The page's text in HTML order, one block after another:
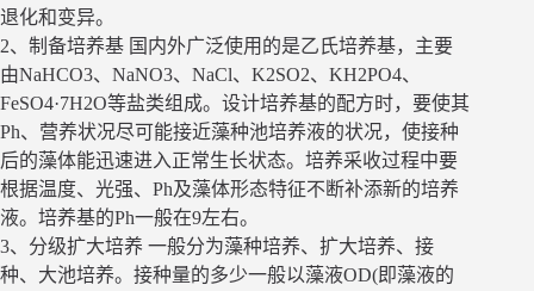
退化和变异。
2、制备培养基 国内外广泛使用的是乙氏培养基，主要
由NaHCO3、NaNO3、NaCl、K2SO2、KH2PO4、
FeSO4·7H2O等盐类组成。设计培养基的配方时，要使其
Ph、营养状况尽可能接近藻种池培养液的状况，使接种
后的藻体能迅速进入正常生长状态。培养采收过程中要
根据温度、光强、Ph及藻体形态特征不断补添新的培养
液。培养基的Ph一般在9左右。
3、分级扩大培养 一般分为藻种培养、扩大培养、接
种、大池培养。接种量的多少一般以藻液OD(即藻液的